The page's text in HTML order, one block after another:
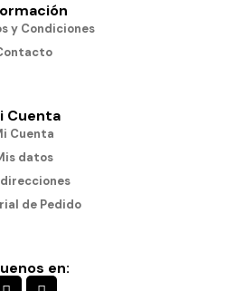
y Condiciones
Cuenta
Cuenta
datos
de Pedido
en: